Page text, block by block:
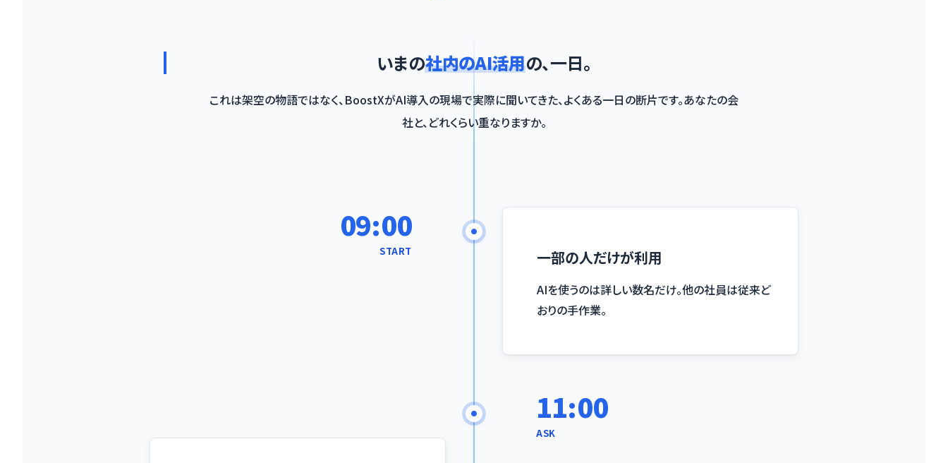
いまの社内のAI活用の、一日。
これは架空の物語ではなく、BoostXがAI導入の現場で実際に聞いてきた、よくある一日の断片です。あなたの会
社と、どれくらい重なりますか。
09:00
START 一部の人だけが利用
AIを使うのは詳しい数名だけ。他の社員は従来ど
おりの手作業。
11:00
ASK